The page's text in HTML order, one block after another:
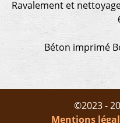
Ravalement et
Béton imprimé
©2023 -
Mentions